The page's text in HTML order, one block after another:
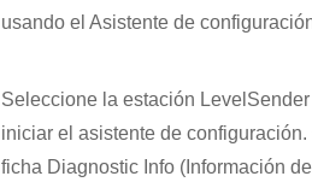
usando el Asistente de
Seleccione la estación
iniciar el asistente de
ficha Diagnostic Info (Información